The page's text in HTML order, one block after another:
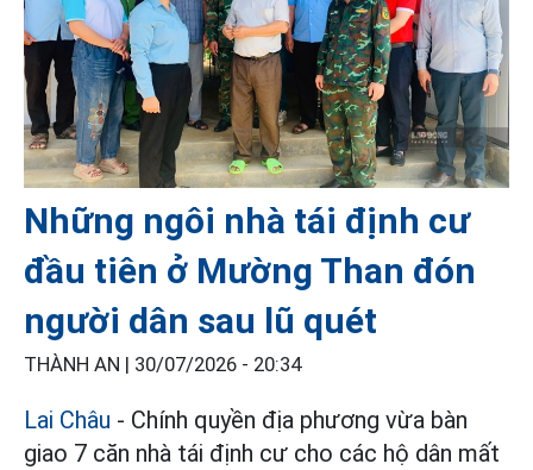
Những ngôi nhà tái định cư
đầu tiên ở Mường Than đón
người dân sau lũ quét
THÀNH AN | 30/07/2026 - 20:34
Lai Châu - Chính quyền địa phương vừa bàn
giao 7 căn nhà tái định cư cho các hộ dân mất